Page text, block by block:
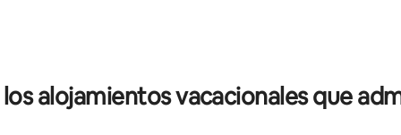
alojamientos vacacionales que